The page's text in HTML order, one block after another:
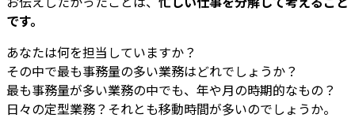
です。
あなたは何を担当していますか？
その中で最も事務量の多い業務はどれでしょうか？
最も事務量が多い業務の中でも、年や月の時期的なもの？
日々の定型業務？それとも移動時間が多いのでしょうか。